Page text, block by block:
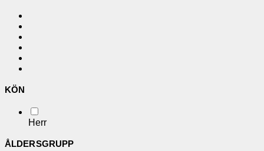
KÖN
Herr
ÅLDERSGRUPP